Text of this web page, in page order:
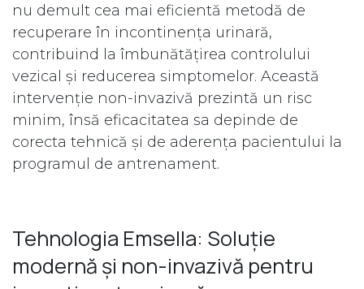
nu demult cea mai eficientă metodă de
recuperare în incontinența urinară,
contribuind la îmbunătățirea controlului
vezical și reducerea simptomelor. Această
intervenție non-invazivă prezintă un risc
minim, însă eficacitatea sa depinde de
corecta tehnică și de aderența pacientului la
programul de antrenament.
Tehnologia Emsella: Soluție
modernă și non-invazivă pentru